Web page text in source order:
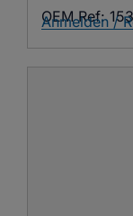
OEM Ref:
Anmelden /